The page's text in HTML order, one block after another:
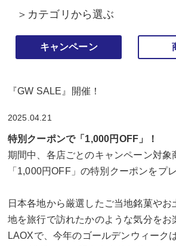
＞カテゴリから選ぶ
キャンペーン
『GW SALE』開催！
2025.04.21
特別クーポンで「1,000円OFF」！
期間中、各店ごとのキャンペーン対
「1,000円OFF」の特別クーポンをプ
日本各地から厳選したご当地銘菓や
地を旅行で訪れたかのような気分をお
LAOXで、今年のゴールデンウィーク